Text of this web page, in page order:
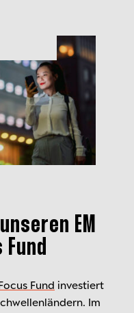
EM
Fund investiert
Im